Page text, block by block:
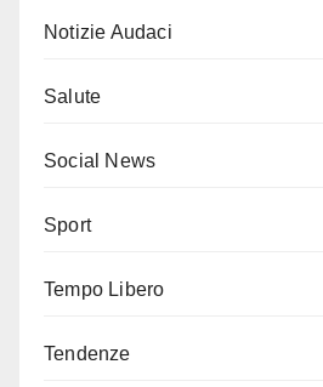
Notizie Audaci
Salute
Social News
Sport
Tempo Libero
Tendenze